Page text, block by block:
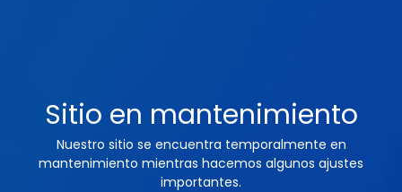
Sitio en mantenimiento
Nuestro sitio se encuentra temporalmente en
mantenimiento mientras hacemos algunos ajustes
importantes.